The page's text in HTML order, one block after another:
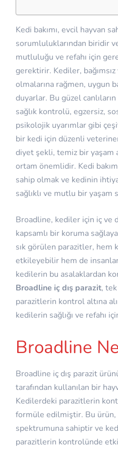
Kedi bakımı, evcil hayvan
sorumluluklarından biridir
mutluluğu ve refahı için
gerektirir. Kediler,
olmalarına rağmen, uygun
duyarlar. Bu güzel
sağlık kontrolü, egzersiz,
psikolojik uyarımlar gibi
bir kedi için düzenli
diyet şekli, temiz bir yaşam
ortam önemlidir. Kedi
sahip olmak ve kedinin
sağlıklı ve mutlu bir yaşam
Broadline, kediler için iç ve
kapsamlı bir koruma
sık görülen parazitler, hem
etkileyebilir hem de
kedilerin bu asalaklardan
Broadline iç dış parazit,
parazitlerin kontrol altına
kedilerin sağlığı ve refahı
Broadline
Broadline iç dış parazit
tarafından kullanılan bir
Kedilerdeki parazitlerin
formüle edilmiştir. Bu
spektrumuna sahiptir ve
parazitlerin kontrolünde